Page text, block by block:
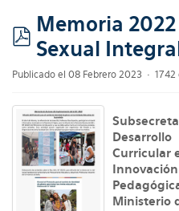
pdf
Memoria
Sexual
Publicado el 08 Febrero 2023 1742
Desarrollo
Curricular
Innovación
Ministerio